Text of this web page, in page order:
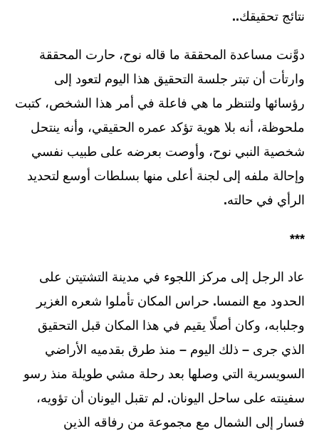
نتائج تحقيقك..
دوَّنت مساعدة المحققة ما قاله نوح، حارت المحققة
وارتأت أن تبتر جلسة التحقيق هذا اليوم لتعود إلى
رؤسائها ولتنظر ما هي فاعلة في أمر هذا الشخص، كتبت
ملحوظة، أنه بلا هوية تؤكد عمره الحقيقي، وأنه ينتحل
شخصية النبي نوح، وأوصت بعرضه على طبيب نفسي
وإحالة ملفه إلى لجنة أعلى منها بسلطات أوسع لتحديد
الرأي في حالته.
***
عاد الرجل إلى مركز اللجوء في مدينة التشتيتن على
الحدود مع النمسا. حراس المكان تأملوا شعره الغزير
وجلبابه، وكان أصلًا يقيم في هذا المكان قبل التحقيق
الذي جرى – ذلك اليوم – منذ طرق بقدميه الأراضي
السويسرية التي وصلها بعد رحلة مشي طويلة منذ رسو
سفينته على ساحل اليونان. لم تقبل اليونان أن تؤويه،
فسار إلى الشمال مع مجموعة من رفاقه الذين